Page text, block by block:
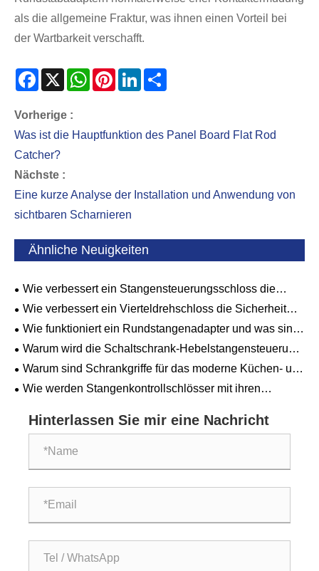
als die allgemeine Fraktur, was ihnen einen Vorteil bei
der Wartbarkeit verschafft.
Facebook
X WhatsAppPinterestLinkedIn
Vorherige :
Was ist die Hauptfunktion des Panel Board Flat Rod
Catcher?
Nächste :
Eine kurze Analyse der Installation und Anwendung von
sichtbaren Scharnieren
Ähnliche Neuigkeiten
Wie verbessert ein Stangensteuerungsschloss die
Sicherheit und Effizienz von Industrietoren?
Wie verbessert ein Vierteldrehschloss die Sicherheit
und Effizienz?
Wie funktioniert ein Rundstangenadapter und was sind
seine wichtigsten Anwendungen?
Warum wird die Schaltschrank-Hebelstangensteuerung
von Rittal zur bevorzugten Wahl für Industriegehäuse?
Warum sind Schrankgriffe für das moderne Küchen- und
Möbeldesign so wichtig?
Wie werden Stangenkontrollschlösser mit ihren
bevorzugt?
Hinterlassen Sie mir eine Nachricht